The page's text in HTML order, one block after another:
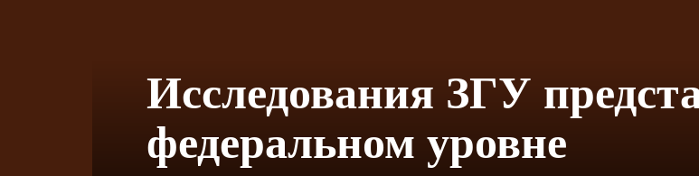
Исследования ЗГУ
федеральном уровне